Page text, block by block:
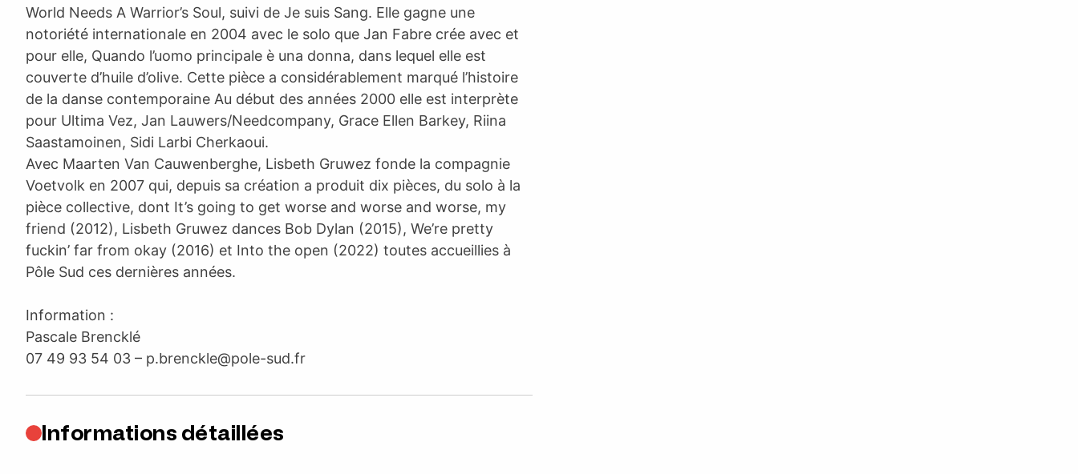
World Needs A Warrior’s Soul, suivi de Je suis Sang. Elle gagne une
notoriété internationale en 2004 avec le solo que Jan Fabre crée avec et
pour elle, Quando l’uomo principale è una donna, dans lequel elle est
couverte d’huile d’olive. Cette pièce a considérablement marqué l’histoire
de la danse contemporaine Au début des années 2000 elle est interprète
pour Ultima Vez, Jan Lauwers/Needcompany, Grace Ellen Barkey, Riina
Saastamoinen, Sidi Larbi Cherkaoui.
Avec Maarten Van Cauwenberghe, Lisbeth Gruwez fonde la compagnie
Voetvolk en 2007 qui, depuis sa création a produit dix pièces, du solo à la
pièce collective, dont It’s going to get worse and worse and worse, my
friend (2012), Lisbeth Gruwez dances Bob Dylan (2015), We’re pretty
fuckin’ far from okay (2016) et Into the open (2022) toutes accueillies à
Pôle Sud ces dernières années.
Information :
Pascale Brencklé
07 49 93 54 03 – p.brenckle@pole-sud.fr
Informations détaillées